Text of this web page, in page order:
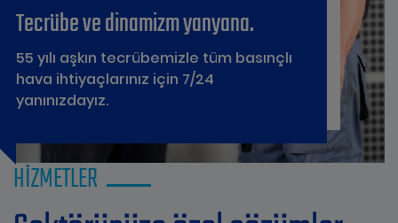
Tecrübe ve dinamizm yanyana.
55 yılı aşkın tecrübemizle tüm basınçlı
hava ihtiyaçlarınız için 7/24
yanınızdayız.
HİZMETLER